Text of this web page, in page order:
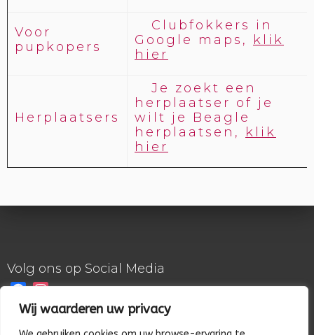
Wij waarderen uw privacy
Voor
pupkopers
Clubfokkers in
Google maps,
klik
hier
Herplaatsers
Je zoekt een
herplaatser of je
wilt je Beagle
herplaatsen,
klik
hier
Volg ons op Social Media
FacebookInstagram